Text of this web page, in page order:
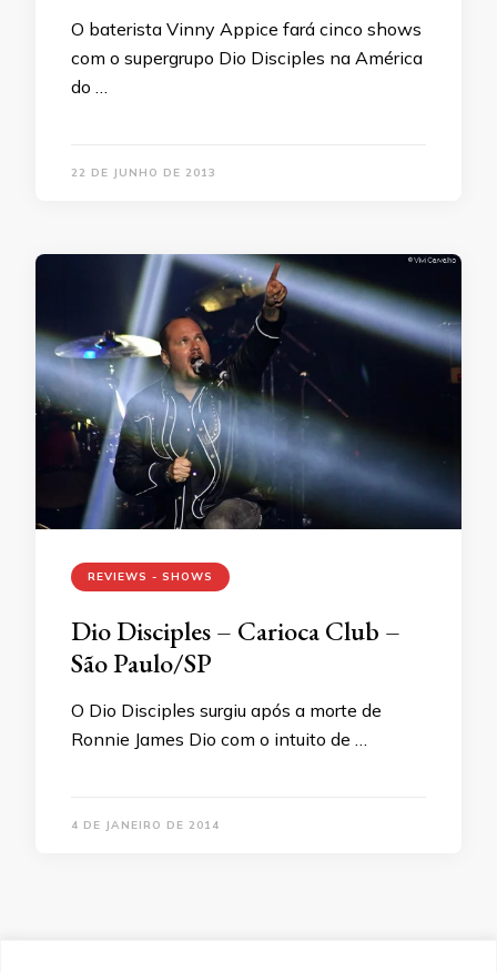
O baterista Vinny Appice fará cinco shows
com o supergrupo Dio Disciples na América
do …
22 DE JUNHO DE 2013
REVIEWS - SHOWS
Dio Disciples – Carioca Club –
São Paulo/SP
O Dio Disciples surgiu após a morte de
Ronnie James Dio com o intuito de …
4 DE JANEIRO DE 2014